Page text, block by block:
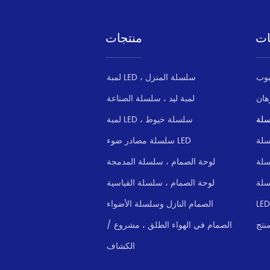
سمكا يموت الصب
والراقية الأشعة فوق
البنفسجية غطاء الزجاج
منتجات
لمبة LED ، سلسلة المنزل
لمبة ليد ، سلسلة الصناعة
لمبة LED ، سلسلة خيوط
سلسلة مصادر ضوء LED
لوحة الصمام ، سلسلة المدمجة
لوحة الصمام ، سلسلة القياسية
الصمام النازل وسلسلة الأضواء
الصمام في الهواء الطلق ، مشروع /
الكشاف